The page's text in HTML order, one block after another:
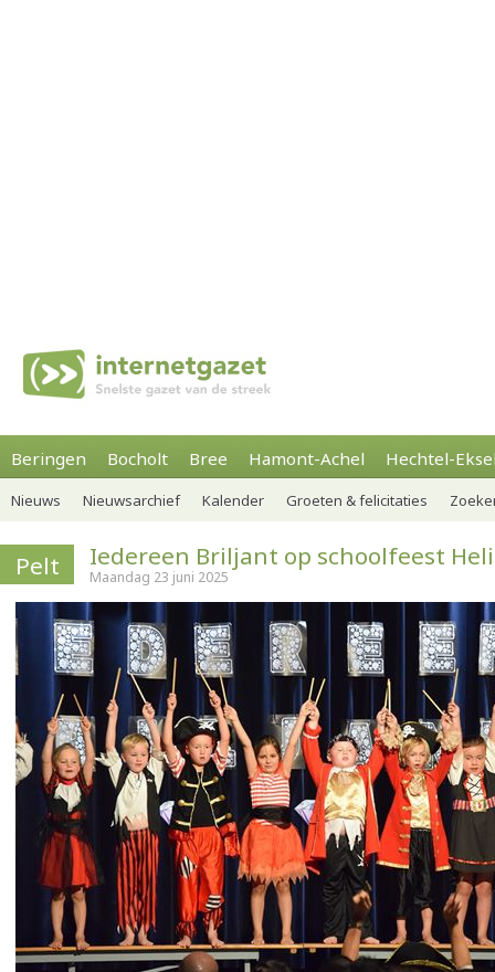
Beringen Bocholt Bree Hamont-Achel Hechtel-
Nieuws Nieuwsarchief Kalender Groeten & felicitaties
Pelt Iedereen Briljant op schoolfeest
Maandag 23 juni 2025